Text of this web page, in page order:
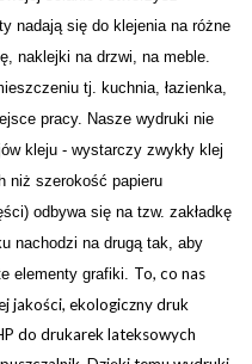
nadają się do klejenia na różne
naklejki na drzwi, na meble.
tj. kuchnia, łazienka,
pracy. Nasze wydruki nie
kleju - wystarczy zwykły klej
niż szerokość papieru
odbywa się na tzw. zakładkę
nachodzi na drugą tak, aby
elementy grafiki. To, co nas
jakości, ekologiczny druk
do drukarek lateksowych